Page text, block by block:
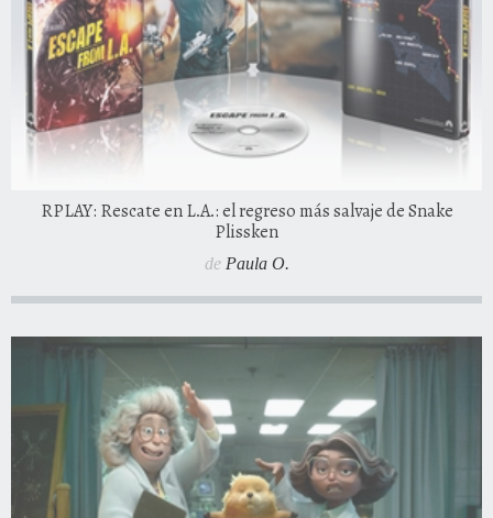
RPLAY: Rescate en L.A.: el regreso más salvaje de Snake
Plissken
de Paula O.